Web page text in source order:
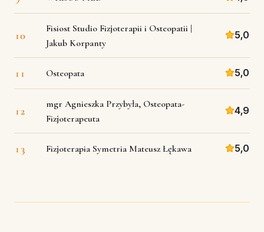
10
Fisiost Studio Fizjoterapii i Osteopatii |
Jakub Korpanty
5,0
11 Osteopata 5,0
12
mgr Agnieszka Przybyła, Osteopata-
Fizjoterapeuta
4,9
13 Fizjoterapia Symetria Mateusz Łękawa 5,0